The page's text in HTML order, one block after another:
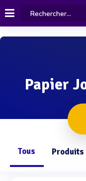
Papier
Tous Produits